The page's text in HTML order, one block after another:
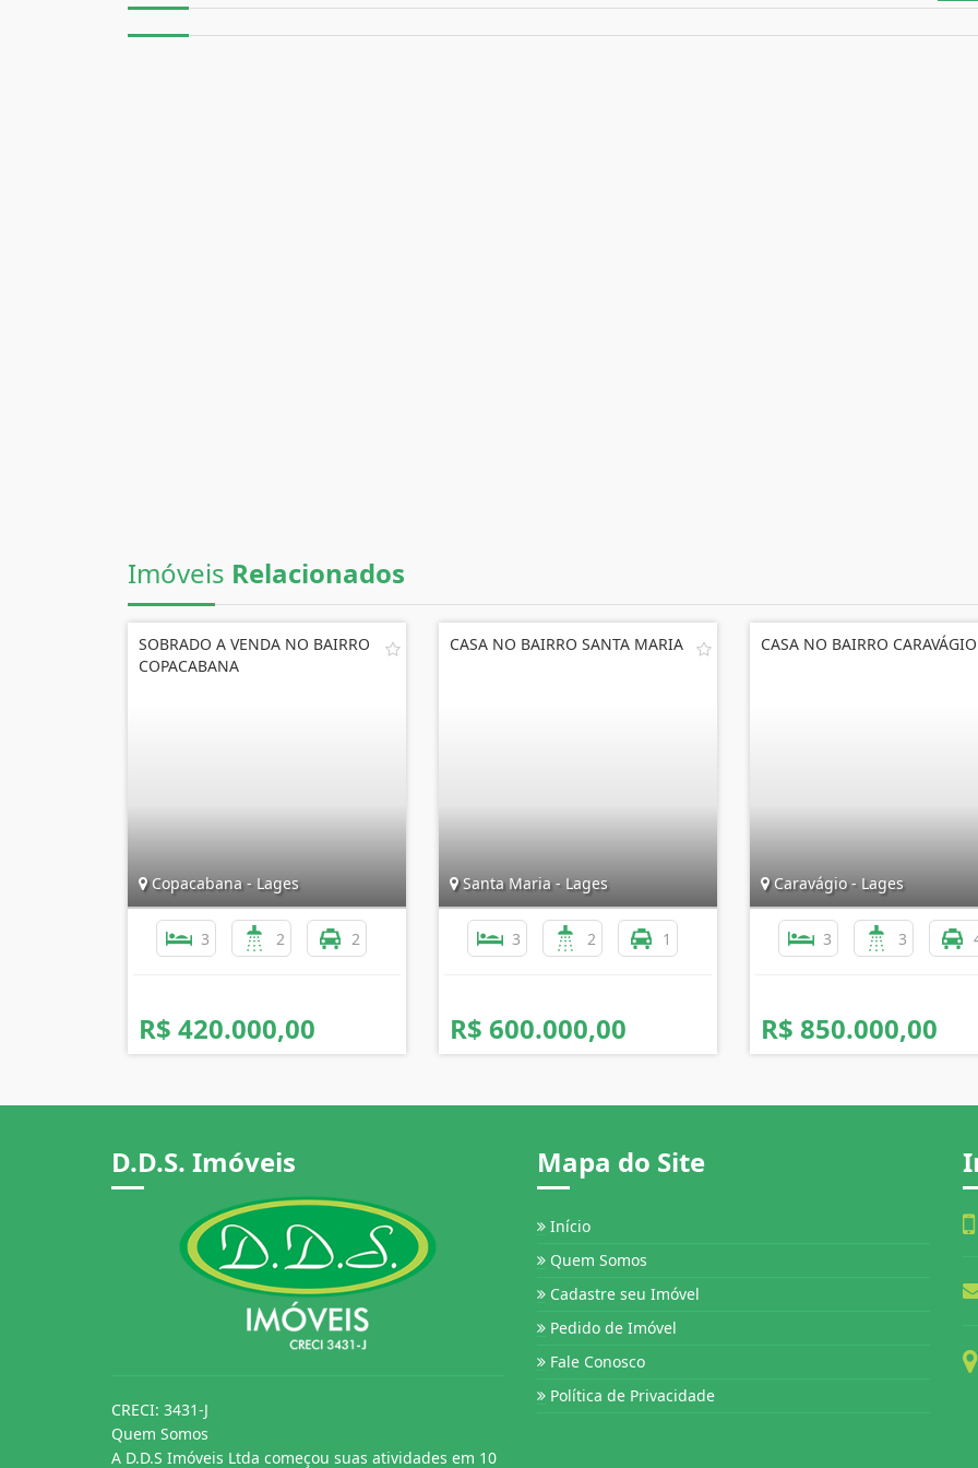
Imóveis Relacionados
SOBRADO A VENDA NO BAIRRO
COPACABANA
Copacabana - Lages
3 2 2
R$ 420.000,00
CASA NO BAIRRO SANTA MARIA
Santa Maria - Lages
3 2 1
R$ 600.000,00
CASA NO BAIRRO CARAVÁGIO
Caravágio - Lages
3 3
R$ 850.000,00
D.D.S. Imóveis
CRECI: 3431-J
Quem Somos
A D.D.S Imóveis Ltda começou suas atividades em 10
Mapa do Site
Início
Quem Somos
Cadastre seu Imóvel
Pedido de Imóvel
Fale Conosco
Política de Privacidade